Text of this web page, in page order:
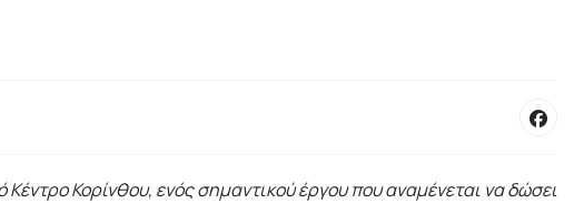
Κορίνθου, ενός σημαντικού έργου που αναμένεται να δώσει